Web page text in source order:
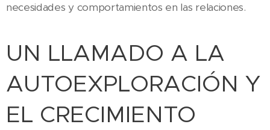
necesidades y comportamientos en las relaciones.
UN LLAMADO A LA
AUTOEXPLORACIÓN Y
EL CRECIMIENTO